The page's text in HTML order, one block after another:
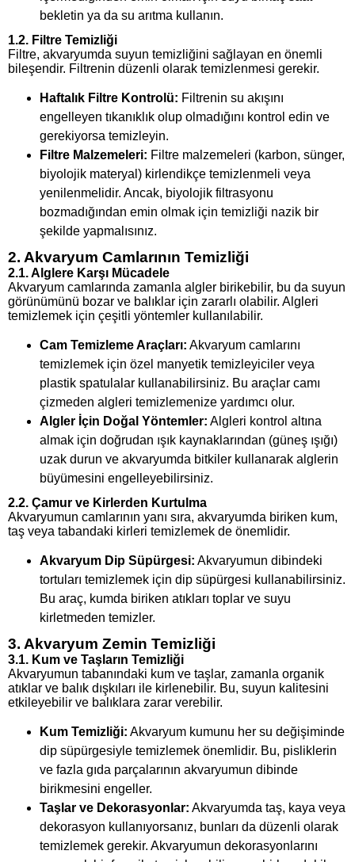
bekletin ya da su arıtma kullanın.
1.2. Filtre Temizliği
Filtre, akvaryumda suyun temizliğini sağlayan en önemli
bileşendir. Filtrenin düzenli olarak temizlenmesi gerekir.
Haftalık Filtre Kontrolü: Filtrenin su akışını
engelleyen tıkanıklık olup olmadığını kontrol edin ve
gerekiyorsa temizleyin.
Filtre Malzemeleri: Filtre malzemeleri (karbon, sünger,
biyolojik materyal) kirlendikçe temizlenmeli veya
yenilenmelidir. Ancak, biyolojik filtrasyonu
bozmadığından emin olmak için temizliği nazik bir
şekilde yapmalısınız.
2. Akvaryum Camlarının Temizliği
2.1. Alglere Karşı Mücadele
Akvaryum camlarında zamanla algler birikebilir, bu da suyun
görünümünü bozar ve balıklar için zararlı olabilir. Algleri
temizlemek için çeşitli yöntemler kullanılabilir.
Cam Temizleme Araçları: Akvaryum camlarını
temizlemek için özel manyetik temizleyiciler veya
plastik spatulalar kullanabilirsiniz. Bu araçlar camı
çizmeden algleri temizlemenize yardımcı olur.
Algler İçin Doğal Yöntemler: Algleri kontrol altına
almak için doğrudan ışık kaynaklarından (güneş ışığı)
uzak durun ve akvaryumda bitkiler kullanarak alglerin
büyümesini engelleyebilirsiniz.
2.2. Çamur ve Kirlerden Kurtulma
Akvaryumun camlarının yanı sıra, akvaryumda biriken kum,
taş veya tabandaki kirleri temizlemek de önemlidir.
Akvaryum Dip Süpürgesi: Akvaryumun dibindeki
tortuları temizlemek için dip süpürgesi kullanabilirsiniz.
Bu araç, kumda biriken atıkları toplar ve suyu
kirletmeden temizler.
3. Akvaryum Zemin Temizliği
3.1. Kum ve Taşların Temizliği
Akvaryumun tabanındaki kum ve taşlar, zamanla organik
atıklar ve balık dışkıları ile kirlenebilir. Bu, suyun kalitesini
etkileyebilir ve balıklara zarar verebilir.
Kum Temizliği: Akvaryum kumunu her su değişiminde
dip süpürgesiyle temizlemek önemlidir. Bu, pisliklerin
ve fazla gıda parçalarının akvaryumun dibinde
birikmesini engeller.
Taşlar ve Dekorasyonlar: Akvaryumda taş, kaya veya
dekorasyon kullanıyorsanız, bunları da düzenli olarak
temizlemek gerekir. Akvaryumun dekorasyonlarını